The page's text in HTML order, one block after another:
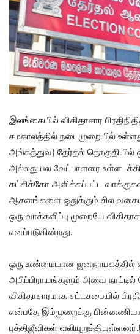
இலங்கையில் விகிதாசார
சமகாலத்தில் நடைமுறையில்
அங்கத்துவ) தேர்தல் தொகுதியில்
அல்லது பல வேட்பாளரை
கட்சிக்கோ அளிக்கப்பட்ட
ஆசனங்களை ஒதுக்கும் சில
ஒரு வாக்களிப்பு முறையே
எனப்படுகின்றது.
ஒரு உண்மையான ஜனநாயகத்தில்
அபிப்பிராயங்களும் அவை நாட்டில்
விகிதாசாரமாக சட்டசபையில்
என்பதே இம்முறைக்கு
புத்திஜீவிகள்